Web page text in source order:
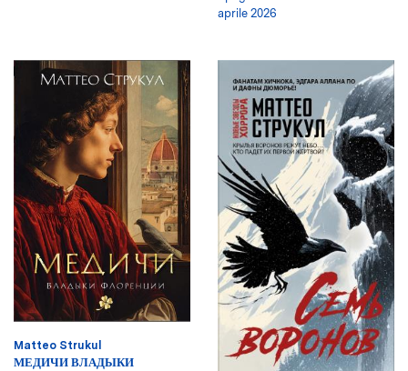
aprile 2026
Matteo Strukul
МЕДИЧИ ВЛАДЫКИ